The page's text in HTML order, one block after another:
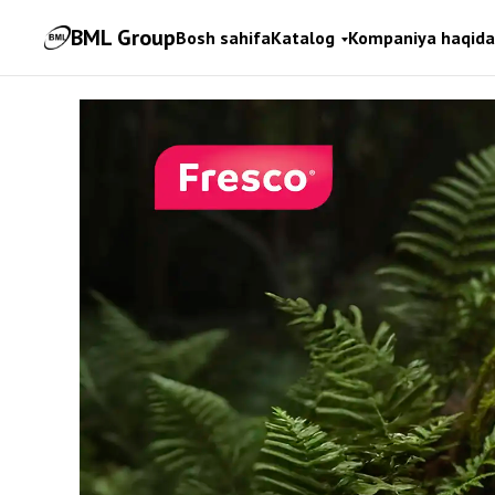
BML GroupBosh sahifaKatalog Kompaniya haqida